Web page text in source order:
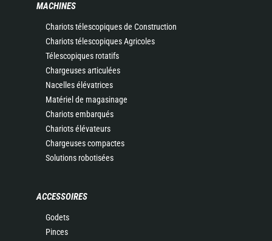
MACHINES
Chariots télescopiques de Construction
Chariots télescopiques Agricoles
Télescopiques rotatifs
Chargeuses articulées
Nacelles élévatrices
Matériel de magasinage
Chariots embarqués
Chariots élévateurs
Chargeuses compactes
Solutions robotisées
ACCESSOIRES
Godets
Pinces